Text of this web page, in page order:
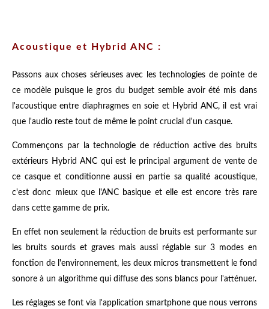
Acoustique et Hybrid ANC :
Passons aux choses sérieuses avec les technologies de pointe de
ce modèle puisque le gros du budget semble avoir été mis dans
l'acoustique entre diaphragmes en soie et Hybrid ANC, il est vrai
que l'audio reste tout de même le point crucial d'un casque.
Commençons par la technologie de réduction active des bruits
extérieurs Hybrid ANC qui est le principal argument de vente de
ce casque et conditionne aussi en partie sa qualité acoustique,
c'est donc mieux que l'ANC basique et elle est encore très rare
dans cette gamme de prix.
En effet non seulement la réduction de bruits est performante sur
les bruits sourds et graves mais aussi réglable sur 3 modes en
fonction de l'environnement, les deux micros transmettent le fond
sonore à un algorithme qui diffuse des sons blancs pour l'atténuer.
Les réglages se font via l'application smartphone que nous verrons